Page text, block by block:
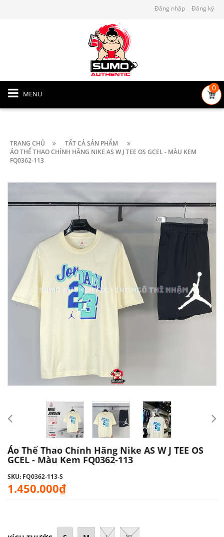
Đăng nhập Đăng ký
MENU
0
TRANG CHỦ
TẤT CẢ SẢN PHẨM
ÁO THỂ THAO CHÍNH HÃNG NIKE AS W J TEE OS GCEL - MÀU KEM
FQ0362-113
Áo Thể Thao Chính Hãng Nike AS W J TEE OS
GCEL - Màu Kem FQ0362-113
SKU: FQ0362-113-S
1.450.000₫